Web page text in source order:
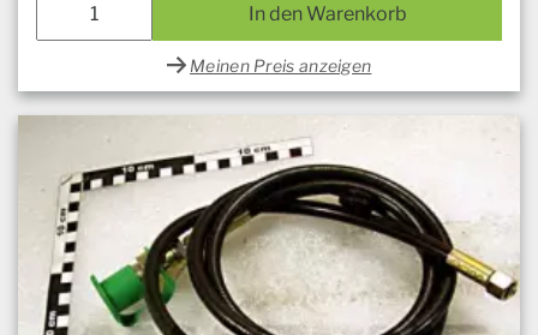
In den Warenkorb
Meinen Preis anzeigen